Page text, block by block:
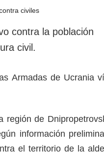
contra la población
civil.
Armadas de Ucrania
región de
información
el territorio de la